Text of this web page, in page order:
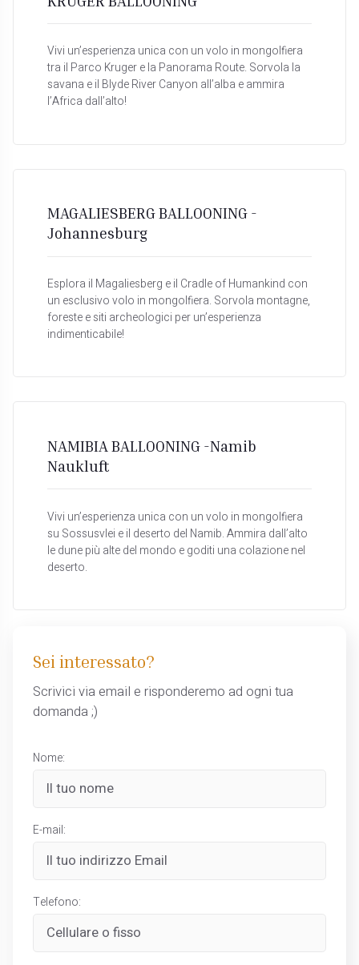
Vivi un’esperienza unica con un volo in mongolfiera
tra il Parco Kruger e la Panorama Route. Sorvola la
savana e il Blyde River Canyon all’alba e ammira
l’Africa dall’alto!
MAGALIESBERG BALLOONING -
Johannesburg
Esplora il Magaliesberg e il Cradle of Humankind con
un esclusivo volo in mongolfiera. Sorvola montagne,
foreste e siti archeologici per un’esperienza
indimenticabile!
NAMIBIA BALLOONING -Namib
Naukluft
Vivi un’esperienza unica con un volo in mongolfiera
su Sossusvlei e il deserto del Namib. Ammira dall’alto
le dune più alte del mondo e goditi una colazione nel
deserto.
Sei interessato?
Scrivici via email e risponderemo ad ogni tua
domanda ;)
Nome:
E-mail:
Telefono: